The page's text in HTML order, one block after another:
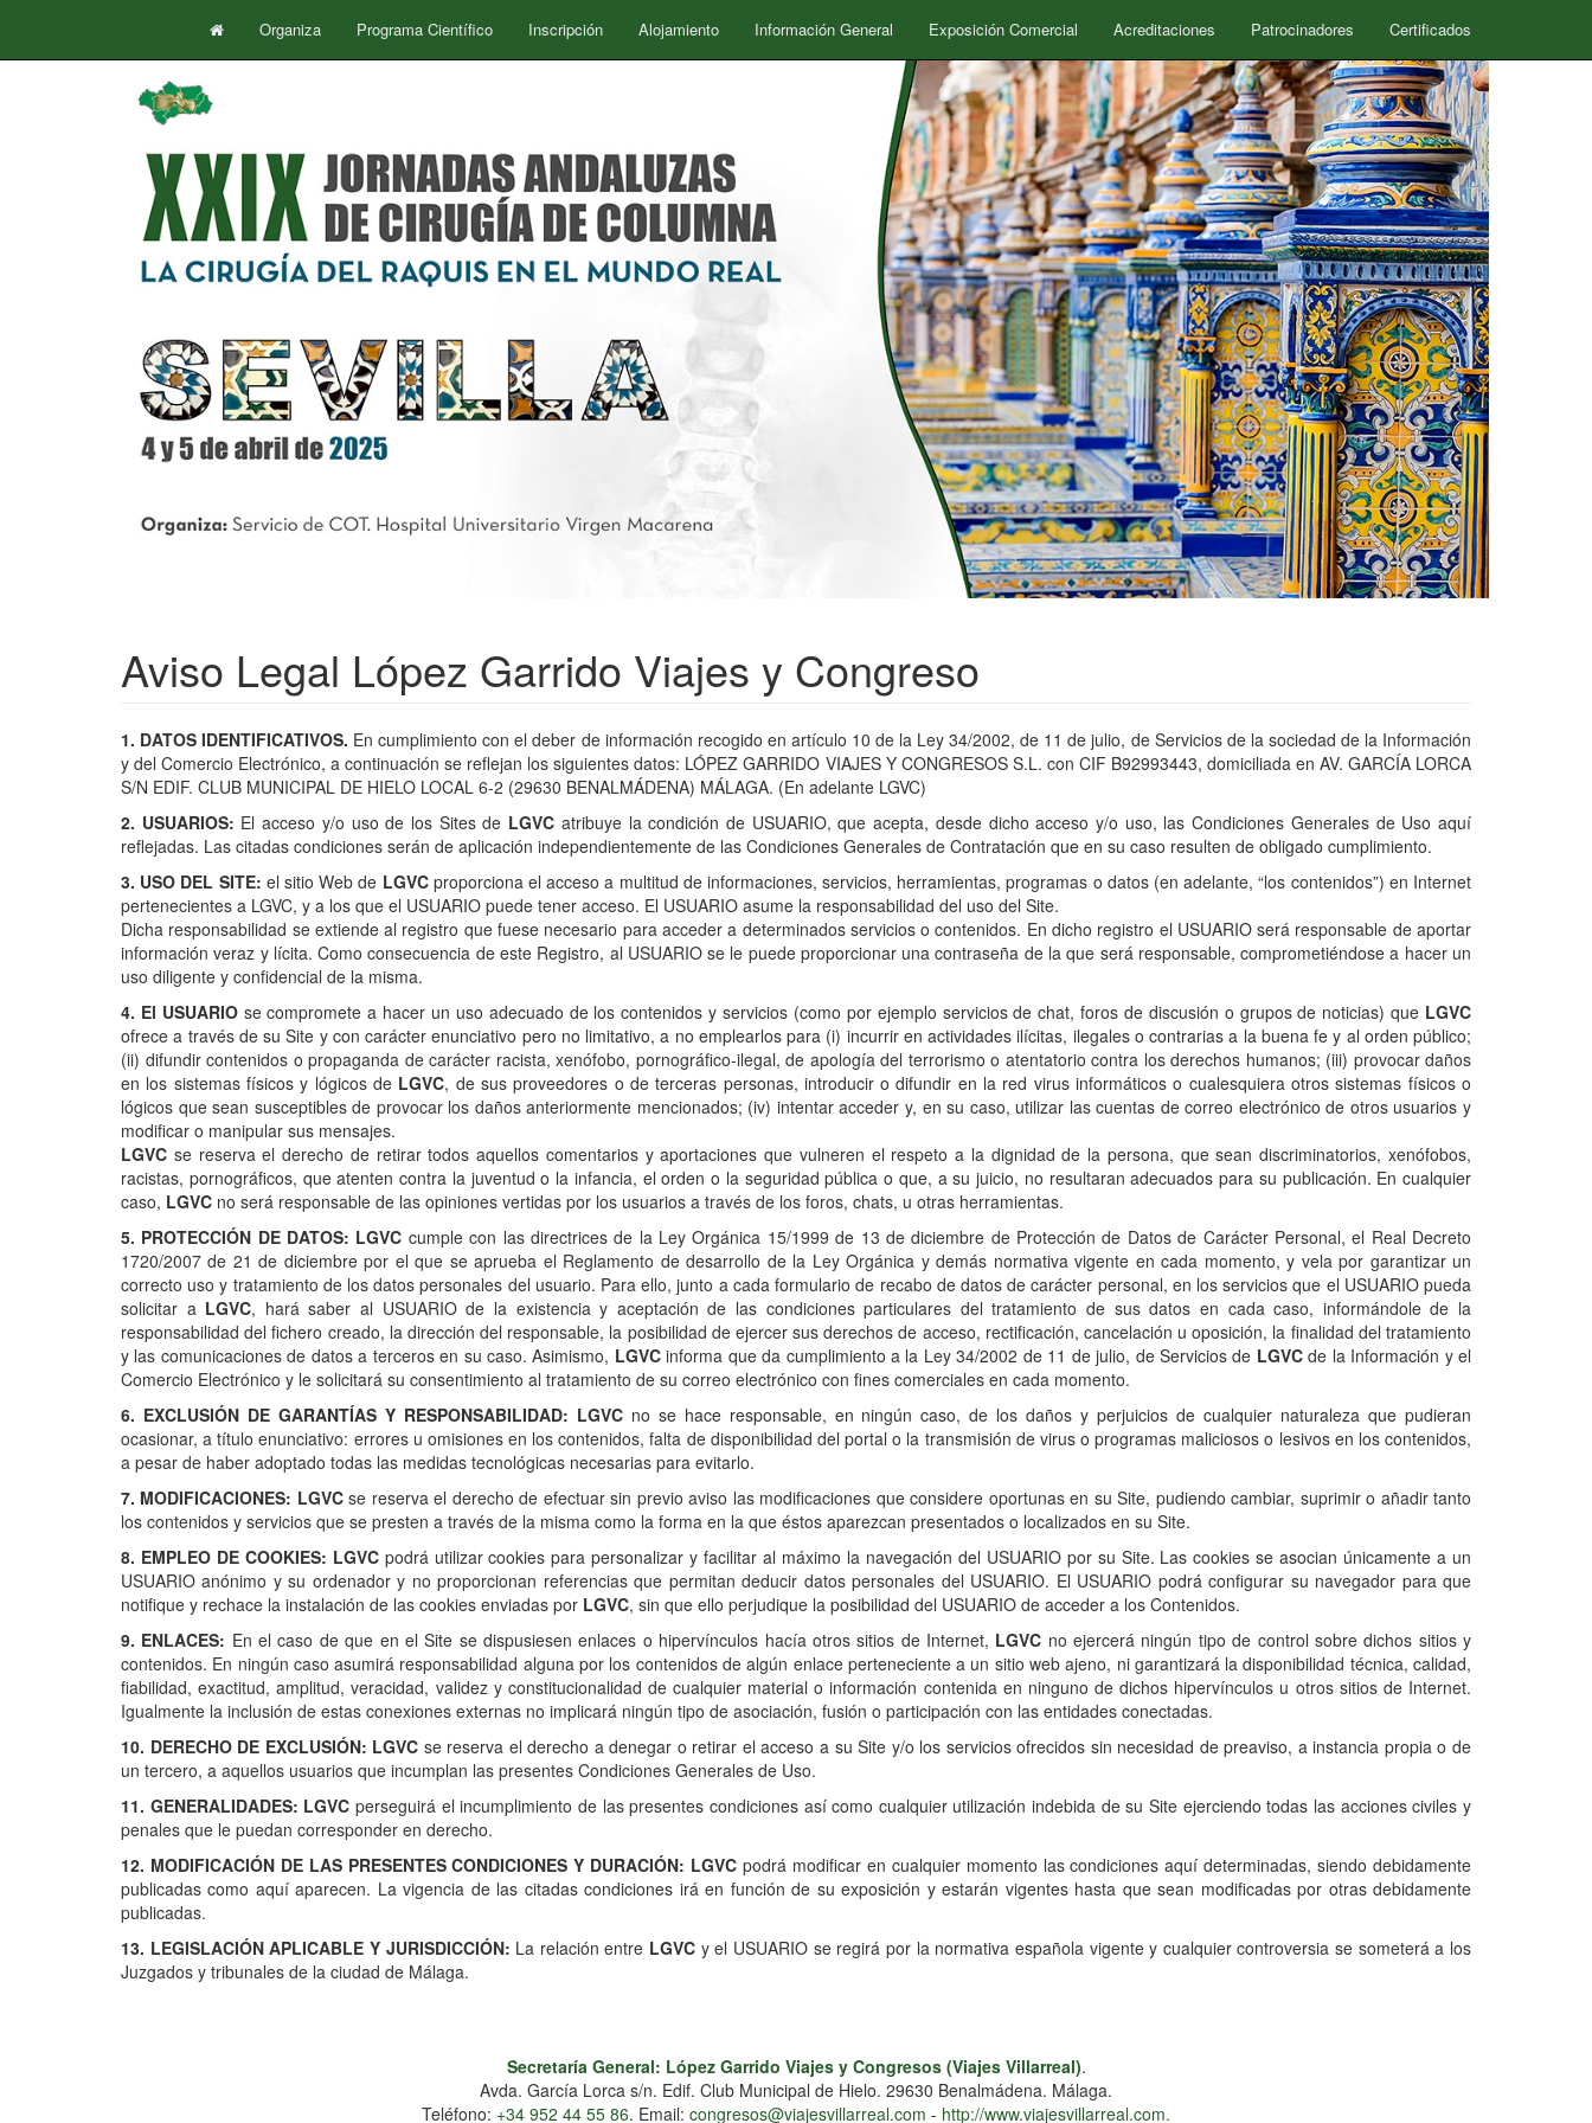
Organiza Programa Científico Inscripción Alojamiento Información General Exposición Comercial Acreditaciones Patrocinadores Certificados
Aviso Legal López Garrido Viajes y Congreso
1. DATOS IDENTIFICATIVOS. En cumplimiento con el deber de información recogido en artículo 10 de la Ley 34/2002, de 11 de julio, de Servicios de la sociedad de la Información
y del Comercio Electrónico, a continuación se reflejan los siguientes datos: LÓPEZ GARRIDO VIAJES Y CONGRESOS S.L. con CIF B92993443, domiciliada en AV. GARCÍA LORCA
S/N EDIF. CLUB MUNICIPAL DE HIELO LOCAL 6-2 (29630 BENALMÁDENA) MÁLAGA. (En adelante LGVC)
2. USUARIOS: El acceso y/o uso de los Sites de LGVC atribuye la condición de USUARIO, que acepta, desde dicho acceso y/o uso, las Condiciones Generales de Uso aquí
reflejadas. Las citadas condiciones serán de aplicación independientemente de las Condiciones Generales de Contratación que en su caso resulten de obligado cumplimiento.
3. USO DEL SITE: el sitio Web de LGVCproporciona el acceso a multitud de informaciones, servicios, herramientas, programas o datos (en adelante, “los contenidos”) en Internet
pertenecientes a LGVC, y a los que el USUARIO puede tener acceso. El USUARIO asume la responsabilidad del uso del Site.
Dicha responsabilidad se extiende al registro que fuese necesario para acceder a determinados servicios o contenidos. En dicho registro el USUARIO será responsable de aportar
información veraz y lícita. Como consecuencia de este Registro, al USUARIO se le puede proporcionar una contraseña de la que será responsable, comprometiéndose a hacer un
uso diligente y confidencial de la misma.
4. El USUARIOse compromete a hacer un uso adecuado de los contenidos y servicios (como por ejemplo servicios de chat, foros de discusión o grupos de noticias) que LGVC
ofrece a través de su Site y con carácter enunciativo pero no limitativo, a no emplearlos para (i) incurrir en actividades ilícitas, ilegales o contrarias a la buena fe y al orden público;
(ii) difundir contenidos o propaganda de carácter racista, xenófobo, pornográfico-ilegal, de apología del terrorismo o atentatorio contra los derechos humanos; (iii) provocar daños
en los sistemas físicos y lógicos de LGVC, de sus proveedores o de terceras personas, introducir o difundir en la red virus informáticos o cualesquiera otros sistemas físicos o
lógicos que sean susceptibles de provocar los daños anteriormente mencionados; (iv) intentar acceder y, en su caso, utilizar las cuentas de correo electrónico de otros usuarios y
modificar o manipular sus mensajes.
LGVC se reserva el derecho de retirar todos aquellos comentarios y aportaciones que vulneren el respeto a la dignidad de la persona, que sean discriminatorios, xenófobos,
racistas, pornográficos, que atenten contra la juventud o la infancia, el orden o la seguridad pública o que, a su juicio, no resultaran adecuados para su publicación. En cualquier
caso, LGVC no será responsable de las opiniones vertidas por los usuarios a través de los foros, chats, u otras herramientas.
5. PROTECCIÓN DE DATOS: LGVC cumple con las directrices de la Ley Orgánica 15/1999 de 13 de diciembre de Protección de Datos de Carácter Personal, el Real Decreto
1720/2007 de 21 de diciembre por el que se aprueba el Reglamento de desarrollo de la Ley Orgánica y demás normativa vigente en cada momento, y vela por garantizar un
correcto uso y tratamiento de los datos personales del usuario. Para ello, junto a cada formulario de recabo de datos de carácter personal, en los servicios que el USUARIO pueda
solicitar a LGVC, hará saber al USUARIO de la existencia y aceptación de las condiciones particulares del tratamiento de sus datos en cada caso, informándole de la
responsabilidad del fichero creado, la dirección del responsable, la posibilidad de ejercer sus derechos de acceso, rectificación, cancelación u oposición, la finalidad del tratamiento
y las comunicaciones de datos a terceros en su caso. Asimismo, LGVCinforma que da cumplimiento a la Ley 34/2002 de 11 de julio, de Servicios de LGVCde la Información y el
Comercio Electrónico y le solicitará su consentimiento al tratamiento de su correo electrónico con fines comerciales en cada momento.
6. EXCLUSIÓN DE GARANTÍAS Y RESPONSABILIDAD: LGVCno se hace responsable, en ningún caso, de los daños y perjuicios de cualquier naturaleza que pudieran
ocasionar, a título enunciativo: errores u omisiones en los contenidos, falta de disponibilidad del portal o la transmisión de virus o programas maliciosos o lesivos en los contenidos,
a pesar de haber adoptado todas las medidas tecnológicas necesarias para evitarlo.
7. MODIFICACIONES: LGVCse reserva el derecho de efectuar sin previo aviso las modificaciones que considere oportunas en su Site, pudiendo cambiar, suprimir o añadir tanto
los contenidos y servicios que se presten a través de la misma como la forma en la que éstos aparezcan presentados o localizados en su Site.
8. EMPLEO DE COOKIES: LGVCpodrá utilizar cookies para personalizar y facilitar al máximo la navegación del USUARIO por su Site. Las cookies se asocian únicamente a un
USUARIO anónimo y su ordenador y no proporcionan referencias que permitan deducir datos personales del USUARIO. El USUARIO podrá configurar su navegador para que
notifique y rechace la instalación de las cookies enviadas por LGVC, sin que ello perjudique la posibilidad del USUARIO de acceder a los Contenidos.
9. ENLACES: En el caso de que en el Site se dispusiesen enlaces o hipervínculos hacía otros sitios de Internet, LGVC no ejercerá ningún tipo de control sobre dichos sitios y
contenidos. En ningún caso asumirá responsabilidad alguna por los contenidos de algún enlace perteneciente a un sitio web ajeno, ni garantizará la disponibilidad técnica, calidad,
fiabilidad, exactitud, amplitud, veracidad, validez y constitucionalidad de cualquier material o información contenida en ninguno de dichos hipervínculos u otros sitios de Internet.
Igualmente la inclusión de estas conexiones externas no implicará ningún tipo de asociación, fusión o participación con las entidades conectadas.
10. DERECHO DE EXCLUSIÓN: LGVC se reserva el derecho a denegar o retirar el acceso a su Site y/o los servicios ofrecidos sin necesidad de preaviso, a instancia propia o de
un tercero, a aquellos usuarios que incumplan las presentes Condiciones Generales de Uso.
11. GENERALIDADES: LGVC perseguirá el incumplimiento de las presentes condiciones así como cualquier utilización indebida de su Site ejerciendo todas las acciones civiles y
penales que le puedan corresponder en derecho.
12. MODIFICACIÓN DE LAS PRESENTES CONDICIONES Y DURACIÓN: LGVC podrá modificar en cualquier momento las condiciones aquí determinadas, siendo debidamente
publicadas como aquí aparecen. La vigencia de las citadas condiciones irá en función de su exposición y estarán vigentes hasta que sean modificadas por otras debidamente
publicadas.
13. LEGISLACIÓN APLICABLE Y JURISDICCIÓN: La relación entre LGVC y el USUARIO se regirá por la normativa española vigente y cualquier controversia se someterá a los
Juzgados y tribunales de la ciudad de Málaga.
Secretaría General: López Garrido Viajes y Congresos (Viajes Villarreal).
Avda. García Lorca s/n. Edif. Club Municipal de Hielo. 29630 Benalmádena. Málaga.
Teléfono: +34 952 44 55 86. Email: congresos@viajesvillarreal.com - http://www.viajesvillarreal.com.